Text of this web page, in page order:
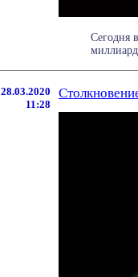
Сегодня
28.03.2020
11:28